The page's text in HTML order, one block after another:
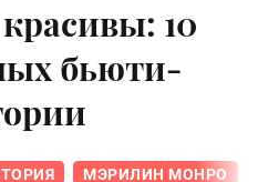
10
бьюти-
МЭРИЛИН МОНРО